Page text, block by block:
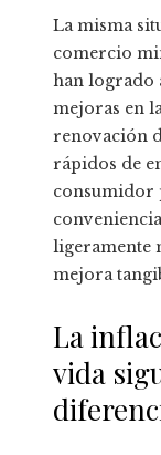
La misma
comercio
han logrado
mejoras en
renovación
rápidos de
consumidor
ligeramente
mejora
La
vida